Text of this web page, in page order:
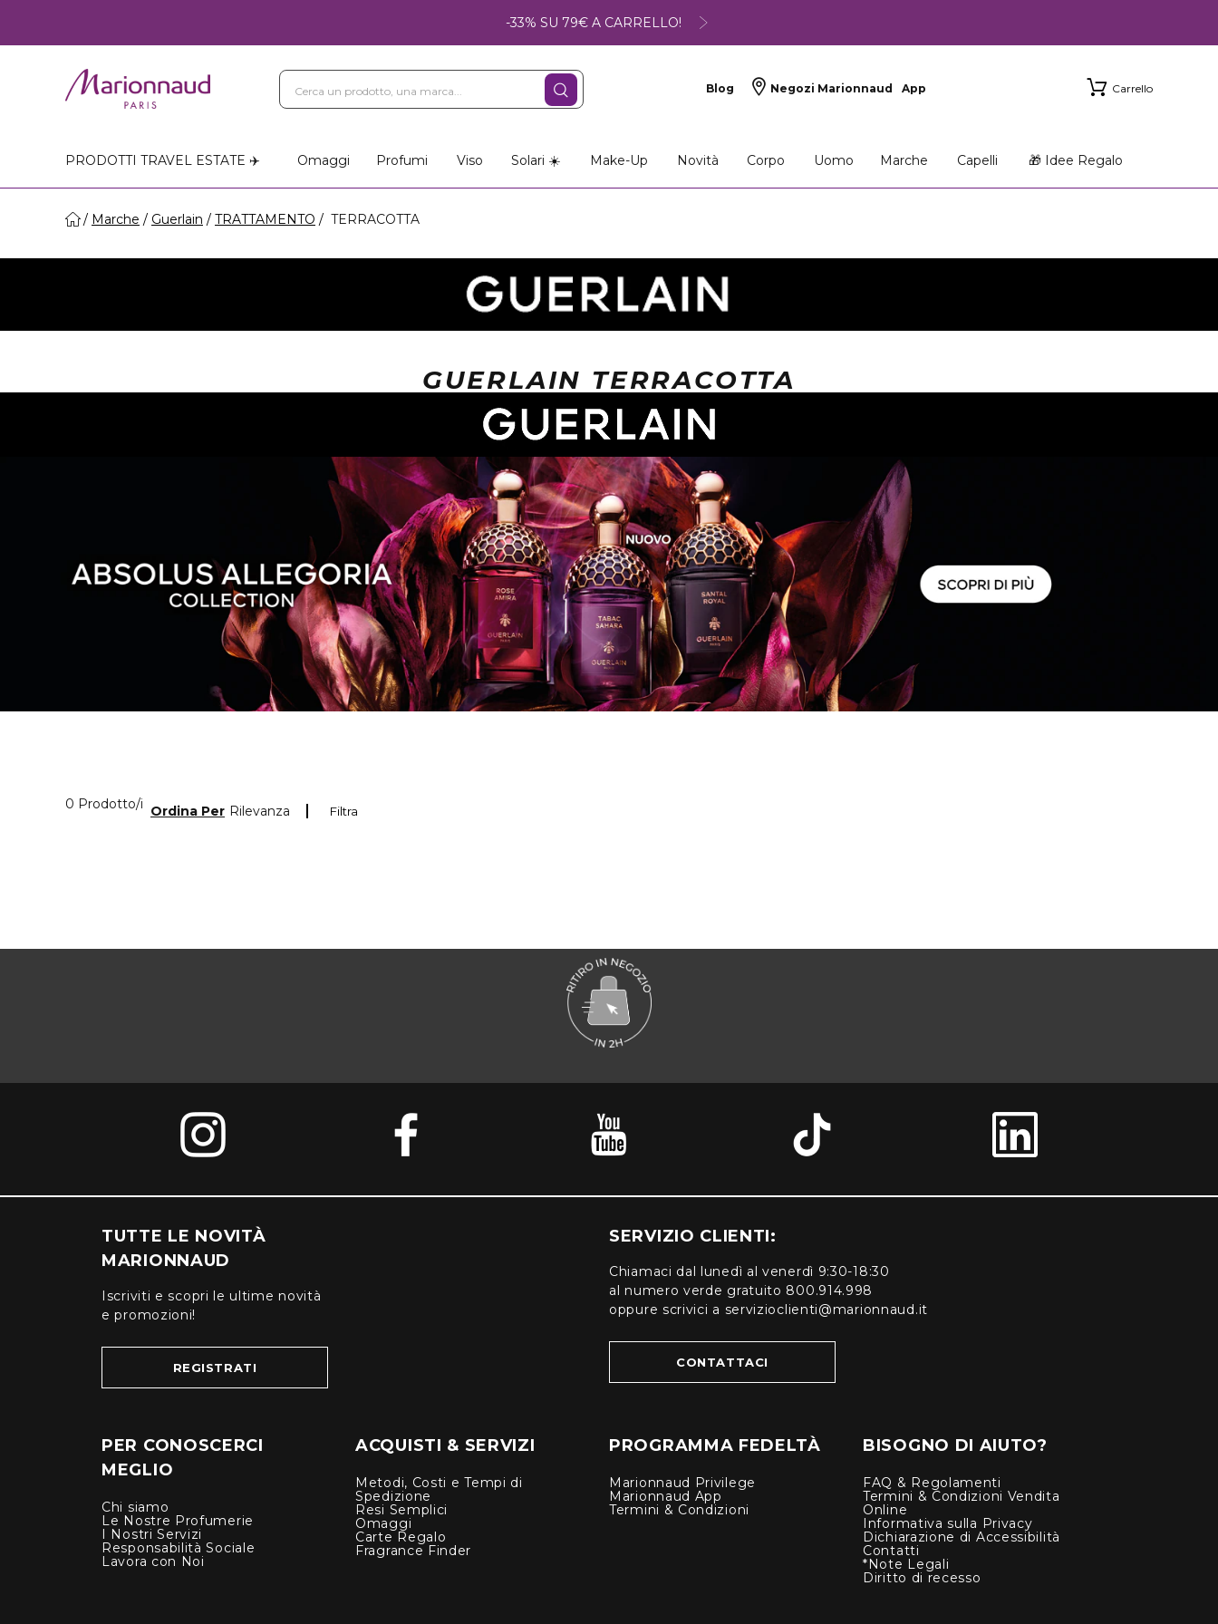
-33% SU 79€ A CARRELLO!
Blog Negozi Marionnaud App Carrello
PRODOTTI TRAVEL ESTATE ✈️ Omaggi Profumi Viso Solari ☀️ Make-Up Novità Corpo Uomo Marche Capelli 🎁 Idee Regalo
Marche Guerlain TRATTAMENTO TERRACOTTA
GUERLAIN TERRACOTTA
0 Prodotto/i 0 Prodotti visualizzati Filtra
Ordina Per Rilevanza
TUTTE LE NOVITÀ
MARIONNAUD
Iscriviti e scopri le ultime novità
e promozioni!
REGISTRATI
SERVIZIO CLIENTI:
Chiamaci dal lunedì al venerdì 9:30-18:30
al numero verde gratuito 800.914.998
oppure scrivici a servizioclienti@marionnaud.it
CONTATTACI
PER CONOSCERCI
MEGLIO
Chi siamo
Le Nostre Profumerie
I Nostri Servizi
Responsabilità Sociale
Lavora con Noi
ACQUISTI & SERVIZI
Metodi, Costi e Tempi di
Spedizione
Resi Semplici
Omaggi
Carte Regalo
Fragrance Finder
PROGRAMMA FEDELTÀ
Marionnaud Privilege
Marionnaud App
Termini & Condizioni
BISOGNO DI AIUTO?
FAQ & Regolamenti
Termini & Condizioni Vendita
Online
Informativa sulla Privacy
Dichiarazione di Accessibilità
Contatti
*Note Legali
Diritto di recesso